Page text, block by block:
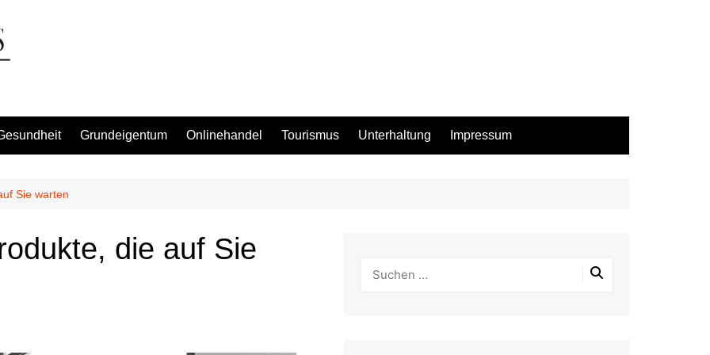
Grundeigentum Onlinehandel Tourismus Unterhaltung Impressum
Sie warten
die auf Sie